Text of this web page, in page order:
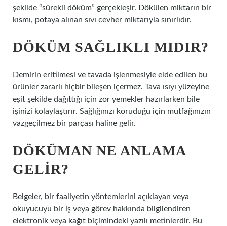
şekilde “sürekli döküm” gerçekleşir. Dökülen miktarın bir
kısmı, potaya alınan sıvı cevher miktarıyla sınırlıdır.
DÖKÜM SAĞLIKLI MIDIR?
Demirin eritilmesi ve tavada işlenmesiyle elde edilen bu
ürünler zararlı hiçbir bileşen içermez. Tava ısıyı yüzeyine
eşit şekilde dağıttığı için zor yemekler hazırlarken bile
işinizi kolaylaştırır. Sağlığınızı koruduğu için mutfağınızın
vazgeçilmez bir parçası haline gelir.
DÖKÜMAN NE ANLAMA
GELIR?
Belgeler, bir faaliyetin yöntemlerini açıklayan veya
okuyucuyu bir iş veya görev hakkında bilgilendiren
elektronik veya kağıt biçimindeki yazılı metinlerdir. Bu